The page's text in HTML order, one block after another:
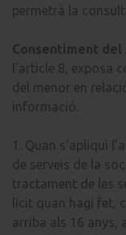
permetrà la
Consentiment del
l’article 8, exposa
del menor en
informació.
1. Quan s’apliqui
de serveis de la
tractament de les
lícit quan hagi fet,
arriba als 16 anys,